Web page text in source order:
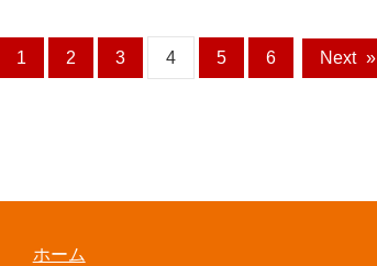
1 2 3 4 5 6 Next »
ホーム